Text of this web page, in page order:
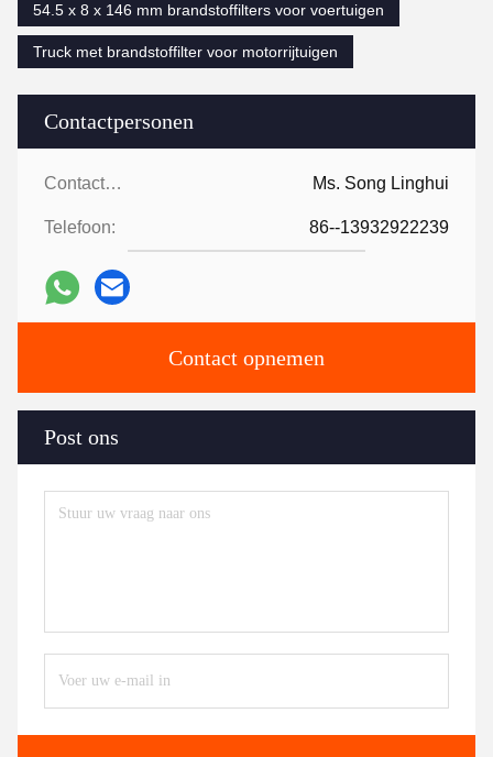
Contactpersonen
Contactpersonen: Ms. Song Linghui
Telefoon: 86--13932922239
Contact opnemen
Post ons
54.5 x 8 x 146 mm brandstoffilters voor voertuigen
Truck met brandstoffilter voor motorrijtuigen